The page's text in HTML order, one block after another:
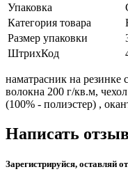
Упаковка
Категория товара
Размер упаковки
ШтрихКод
наматрасник на резинке
волокна 200 г/кв.м,
(100% - полиэстер) ,
Написать
Зарегистрируйся, оставляй